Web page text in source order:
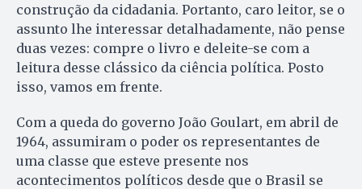
construção da cidadania. Portanto, caro leitor, se o
assunto lhe interessar detalhadamente, não pense
duas vezes: compre o livro e deleite-se com a
leitura desse clássico da ciência política. Posto
isso, vamos em frente.
Com a queda do governo João Goulart, em abril de
1964, assumiram o poder os representantes de
uma classe que esteve presente nos
acontecimentos políticos desde que o Brasil se